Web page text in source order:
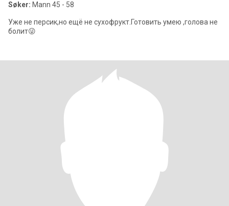
Søker: Mann 45 - 58
Уже не персик,но ещё не сухофрукт.Готовить умею ,голова не
болит😜